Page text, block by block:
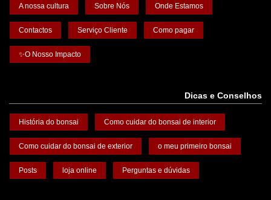
A nossa cultura Sobre Nós Onde Estamos
Contactos Serviço Cliente Como pagar
✨O Nosso Impacto
Dicas e Conselhos
História do bonsai Como cuidar do bonsai de interior
Como cuidar do bonsai de exterior o meu primeiro bonsai
Posts loja online Perguntas e dúvidas